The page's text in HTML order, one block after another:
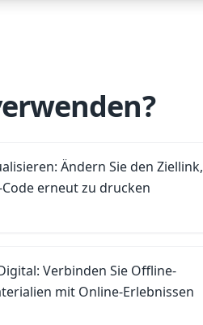
Ändern Sie den Ziellink,
erneut zu drucken
Verbinden Sie Offline-
mit Online-Erlebnissen